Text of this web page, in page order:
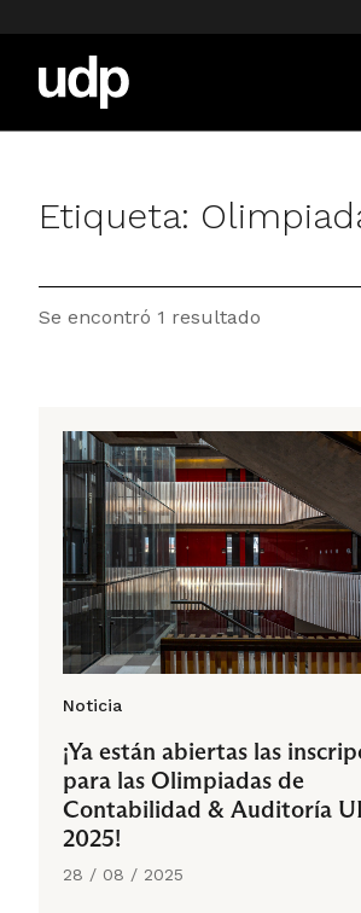
Etiqueta:
Se encontró 1 resultado
Noticia
¡Ya están abiertas las
para las Olimpiadas de
Contabilidad & Auditoría
2025!
28 / 08 / 2025